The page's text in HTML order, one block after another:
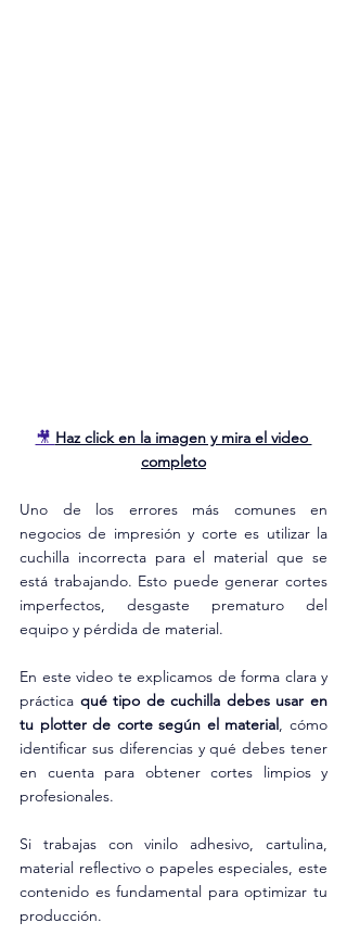
🎥 Haz click en la imagen y mira el video
completo
Uno de los errores más comunes en
negocios de impresión y corte es utilizar la
cuchilla incorrecta para el material que se
está trabajando. Esto puede generar cortes
imperfectos, desgaste prematuro del
equipo y pérdida de material.
En este video te explicamos de forma clara y
práctica qué tipo de cuchilla debes usar en
tu plotter de corte según el material, cómo
identificar sus diferencias y qué debes tener
en cuenta para obtener cortes limpios y
profesionales.
Si trabajas con vinilo adhesivo, cartulina,
material reflectivo o papeles especiales, este
contenido es fundamental para optimizar tu
producción.